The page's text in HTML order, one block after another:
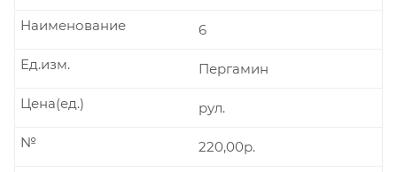
6
Наименование
Пергамин
Ед.изм.
рул.
Цена(ед.)
220,00р.
№